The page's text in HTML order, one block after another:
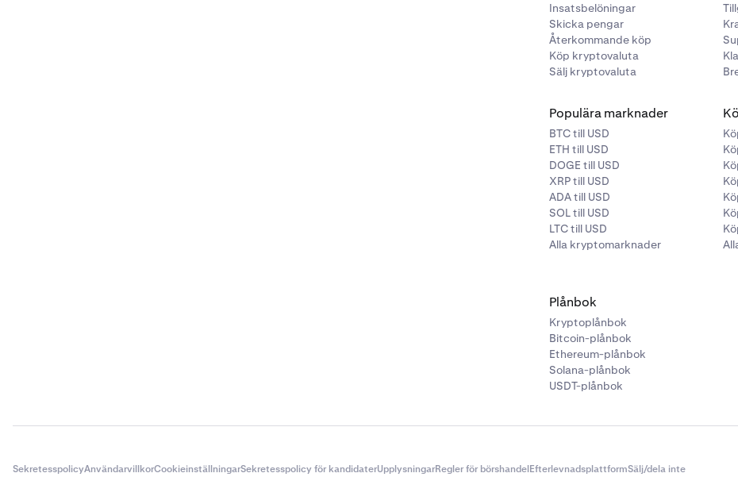
Insatsbelöningar
Skicka pengar
Återkommande köp
Köp kryptovaluta
Sälj kryptovaluta
Populära marknader
BTC till USD
ETH till USD
DOGE till USD
XRP till USD
ADA till USD
SOL till USD
LTC till USD
Alla kryptomarknader
Plånbok
Kryptoplånbok
Bitcoin-plånbok
Ethereum-plånbok
Solana-plånbok
USDT-plånbok
SekretesspolicyAnvändarvillkorCookieinställningarSekretesspolicy för kandidaterUpplysningarRegler för börshandelEfterlevnadsplattformSälj/dela inte